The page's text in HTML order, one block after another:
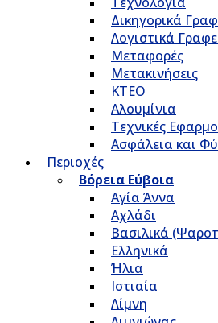
Δικηγορικά
Λογιστικά
Μεταφορές
Μετακινήσεις
ΚΤΕΟ
Αλουμίνια
Τεχνικές
Ασφάλεια και
Περιοχές
Βόρεια Εύβοια
Αγία Άννα
Αχλάδι
Βασιλικά
Ελληνικά
Ήλια
Ιστιαία
Λίμνη